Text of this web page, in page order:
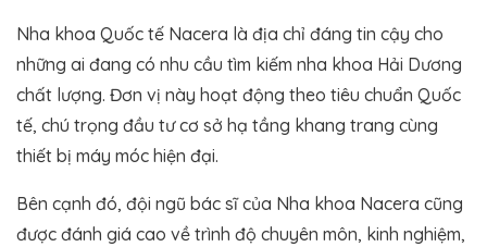
Nha khoa Quốc tế Nacera là địa chỉ đáng tin cậy cho
những ai đang có nhu cầu tìm kiếm nha khoa Hải Dương
chất lượng. Đơn vị này hoạt động theo tiêu chuẩn Quốc
tế, chú trọng đầu tư cơ sở hạ tầng khang trang cùng
thiết bị máy móc hiện đại.
Bên cạnh đó, đội ngũ bác sĩ của Nha khoa Nacera cũng
được đánh giá cao về trình độ chuyên môn, kinh nghiệm,